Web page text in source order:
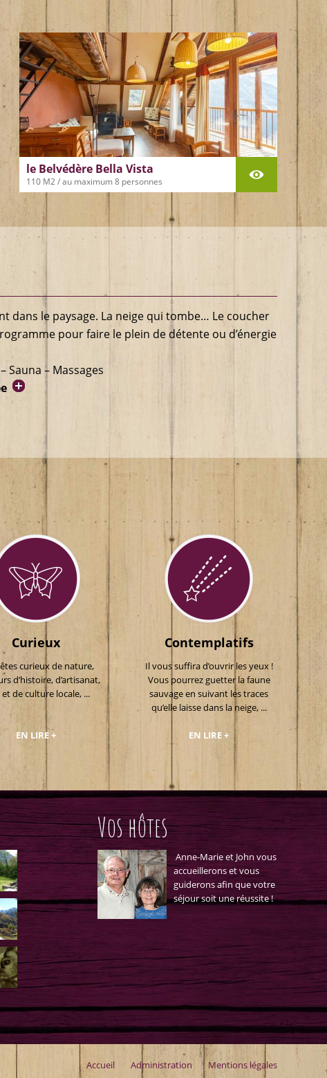
le Belvédère Bella Vista
110 M2 / au maximum 8 personnes
Quand on est dans ce logis, on flirte
montagnes, la rivière. Le pignon est
entièrement vitré, alors bien qu’à
l’intérieur,on vit dehors. Un décor
dans le paysage. La neige qui tombe… Le coucher
pour faire le plein de détente ou d’énergie
Sauna – Massages
Curieux
curieux de nature,
d’histoire, d’artisanat,
et de culture locale, ...
EN LIRE +
Contemplatifs
Il vous suffira d’ouvrir les yeux !
Vous pourrez guetter la faune
sauvage en suivant les traces
qu’elle laisse dans la neige, ...
EN LIRE +
Vos hôtes
Anne-Marie et John vous
accueillerons et vous
guiderons afin que votre
séjour soit une réussite !
Accueil Administration Mentions légales